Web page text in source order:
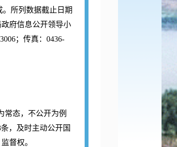
。所列数据截止日期
府信息公开领导小
；传真：0436-
态，不公开为例
，及时主动公开国
督权。